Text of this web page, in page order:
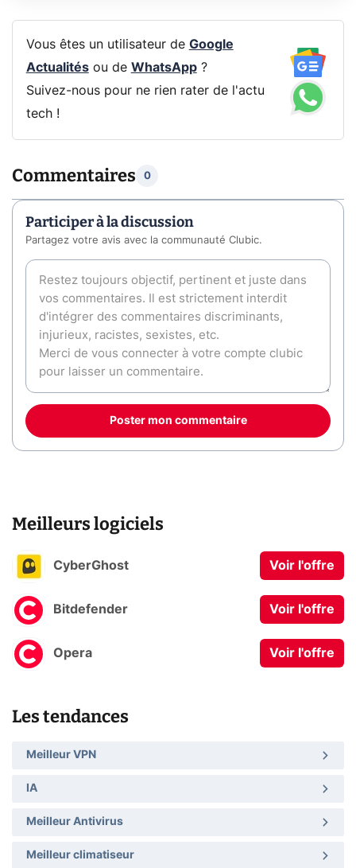
Vous êtes un utilisateur de Google
Actualitésou de WhatsApp?
Suivez-nous pour ne rien rater de l'actu
tech !
Commentaires 0
Participer à la discussion
Partagez votre avis avec la communauté Clubic.
Poster mon commentaire
Meilleurs logiciels
CyberGhost Voir l'offre
Bitdefender Voir l'offre
Opera Voir l'offre
Les tendances
Meilleur VPN
IA
Meilleur Antivirus
Meilleur climatiseur